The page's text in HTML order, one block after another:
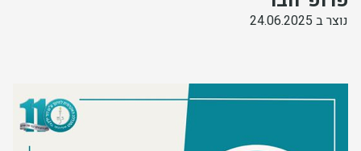
לימודים והרשמה
מידע שימושי
נוצר ב 24.06.2025